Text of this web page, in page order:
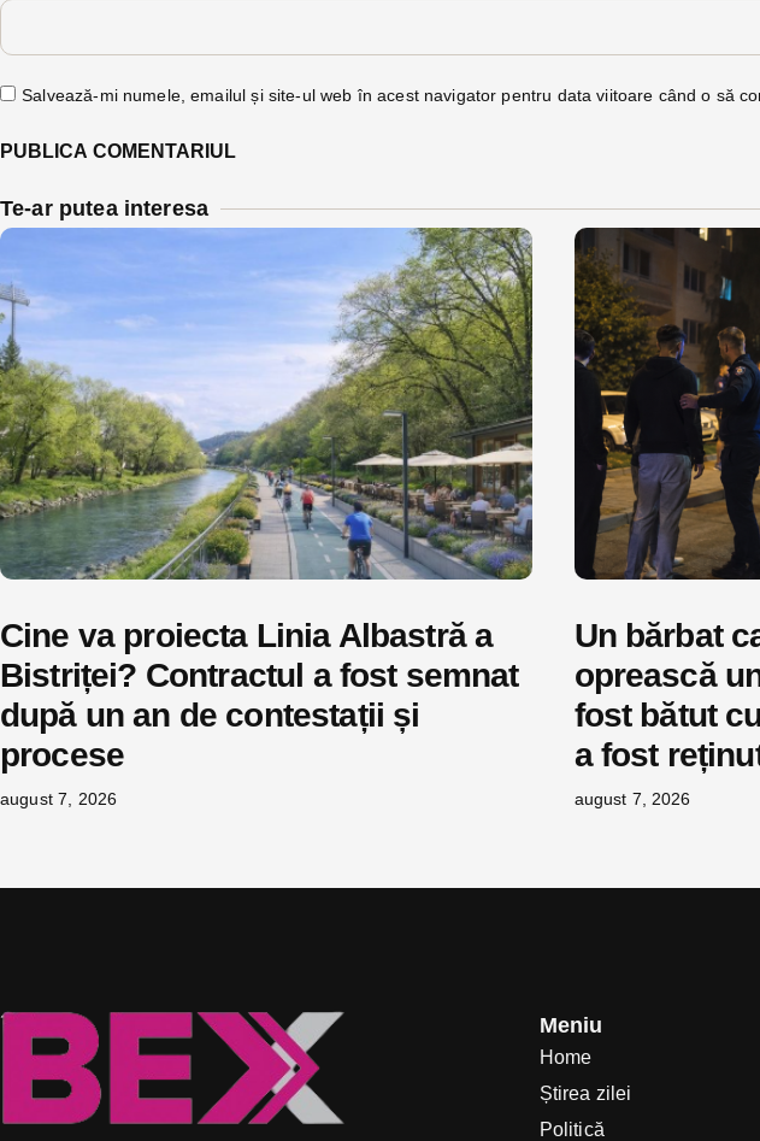
Salvează-mi numele, emailul și site-ul web în acest navigator pentru data viitoare când o să
Te-ar putea interesa
Cine va proiecta Linia Albastră a
Bistriței? Contractul a fost semnat
după un an de contestații și
procese
august 7, 2026
Un bărbat
oprească
fost bătut
a fost
august 7, 2026
Meniu
Home
Știrea zilei
Politică